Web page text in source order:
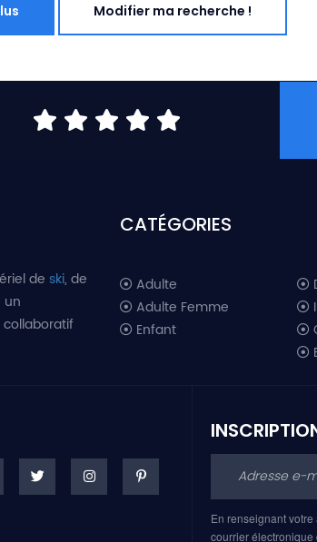
Modifier ma recherche !
de ski, de
un
CATÉGORIES
Adulte
Adulte Femme
Enfant
En renseignant
courrier électronique